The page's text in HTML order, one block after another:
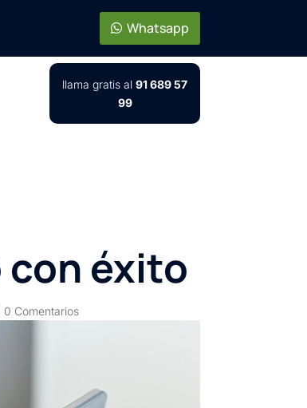
Whatsapp
llama gratis al91 689 57
99
con éxito
0 Comentarios